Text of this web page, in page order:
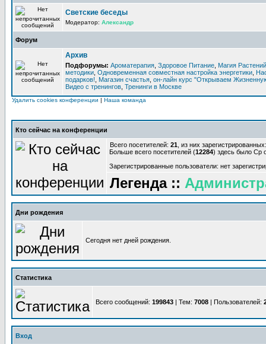
Светские беседы
Модератор: Александр
Форум
Архив
Подфорумы: Ароматерапия Здоровое Питание Магия Растений
методики Одновременная совместная настройка энергетики
подарков!
Магазин счастья он-лайн курс "Открываем
Видео с тренингов Тренинги в Москве
Удалить cookies конференции | Наша команда
Кто сейчас на конференции
Всего посетителей: 21 , из них
Больше всего посетителей (12284) здесь было Ср
Зарегистрированные пользователи: нет
Легенда ::
Дни рождения
Сегодня нет дней рождения.
Статистика
Всего сообщений: 199843 | Тем: 7008 | Пользователей:
Вход